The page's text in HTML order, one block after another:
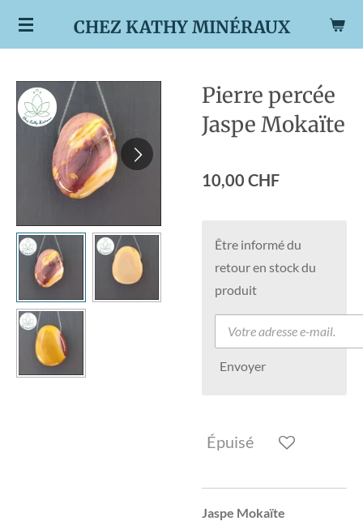
Passer
principal
CHEZ KATHY MINÉRAUX
Pierre percée
Jaspe Mokaïte
10,00 CHF
Être informé du
retour en stock du
produit
Envoyer
Épuisé
Jaspe Mokaïte